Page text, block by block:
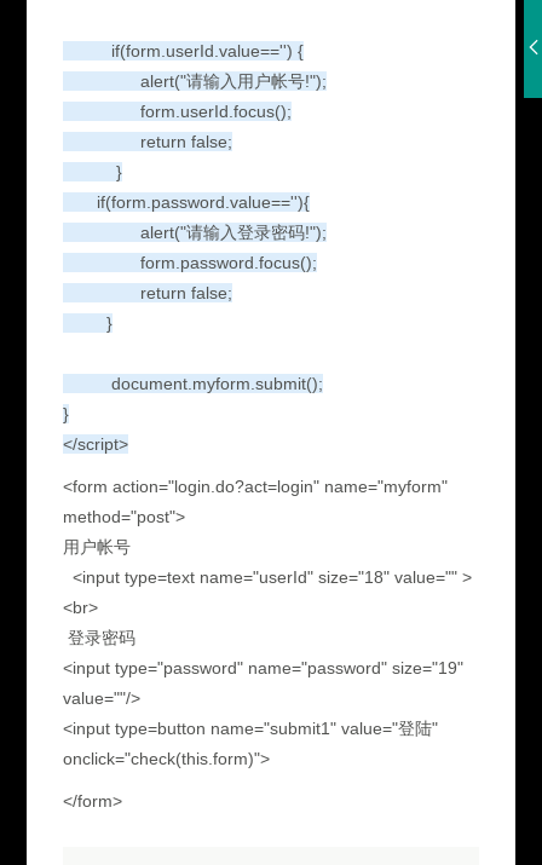
if(form.userId.value=='') {
alert("请输入用户帐号!");
form.userId.focus();
return false;
}
if(form.password.value==''){
alert("请输入登录密码!");
form.password.focus();
return false;
}
document.myform.submit();
}
</script>
<form action="login.do?act=login" name="myform"
method="post">
用户帐号
<input type=text name="userId" size="18" value="" >
<br>
登录密码
<input type="password" name="password" size="19"
value=""/>
<input type=button name="submit1" value="登陆"
onclick="check(this.form)">
</form>
